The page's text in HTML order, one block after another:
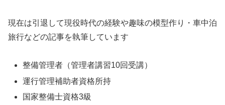
現在は引退して現役時代の経験や趣味の模型作り・車中泊
旅行などの記事を執筆しています
整備管理者（管理者講習10回受講）
運行管理補助者資格所持
国家整備士資格3級